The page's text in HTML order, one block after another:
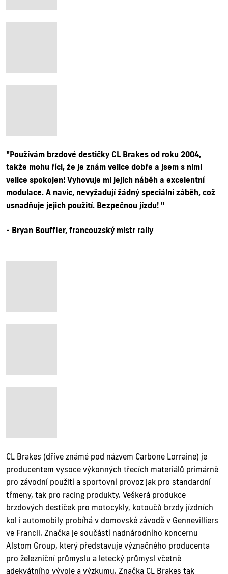
"Používám brzdové destičky CL Brakes od roku 2004,
takže mohu říci, že je znám velice dobře a jsem s nimi
velice spokojen! Vyhovuje mi jejich náběh a excelentní
modulace. A navíc, nevyžadují žádný speciální záběh, což
usnadňuje jejich použití. Bezpečnou jízdu! "
- Bryan Bouffier, francouzský mistr rally
CL Brakes (dříve známé pod názvem Carbone Lorraine) je
producentem vysoce výkonných třecích materiálů primárně
pro závodní použití a sportovní provoz jak pro standardní
třmeny, tak pro racing produkty. Veškerá produkce
brzdových destiček pro motocykly, kotoučů brzdy jízdních
kol i automobily probíhá v domovské závodě v Gennevilliers
ve Francii. Značka je součástí nadnárodního koncernu
Alstom Group, který představuje význačného producenta
pro železniční průmyslu a letecký průmysl včetně
adekvátního vývoje a výzkumu. Značka CL Brakes tak